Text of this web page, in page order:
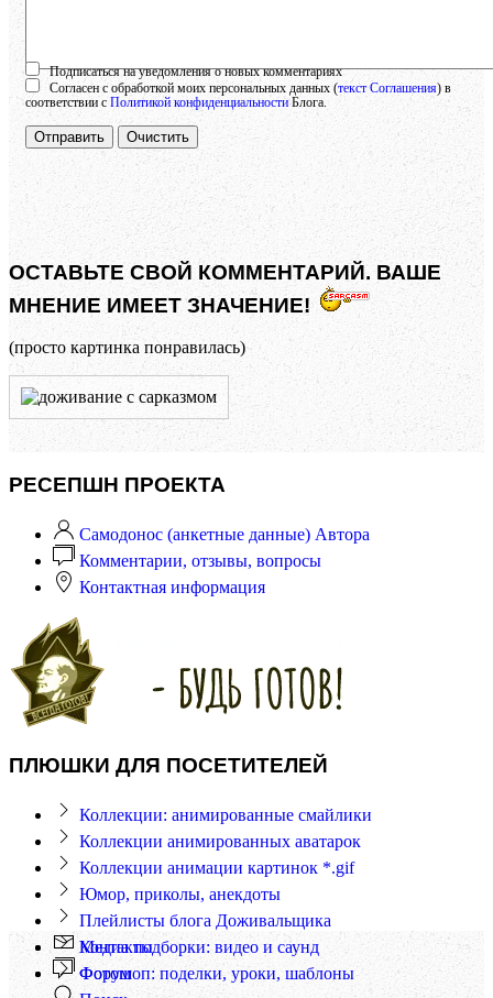
Подписаться на уведомления о новых комментариях
Согласен с обработкой моих персональных данных (текст Соглашения) в
соответствии с Политикой конфиденциальности Блога.
Отправить Очистить
ОСТАВЬТЕ СВОЙ КОММЕНТАРИЙ. ВАШЕ
МНЕНИЕ ИМЕЕТ ЗНАЧЕНИЕ!
(просто картинка понравилась)
РЕСЕПШН ПРОЕКТА
Самодонос (анкетные данные) Автора
Комментарии, отзывы, вопросы
Контактная информация
ПЛЮШКИ ДЛЯ ПОСЕТИТЕЛЕЙ
Коллекции: анимированные смайлики
Коллекции анимированных аватарок
Коллекции анимации картинок *.gif
Юмор, приколы, анекдоты
Плейлисты блога Доживальщика
Медиа подборки: видео и саунд
Фотошоп: поделки, уроки, шаблоны
Контакты
Форум